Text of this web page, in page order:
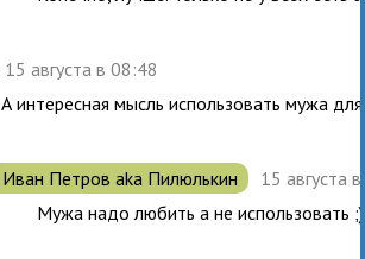
15 августа в 08:48
А интересная мысль использовать мужа
Иван Петров aka Пилюлькин
15 августа
Мужа надо любить а не использовать ;)